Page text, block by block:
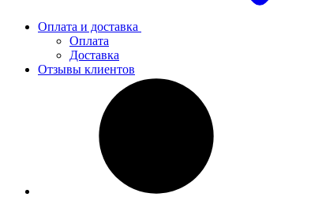
Оплата и доставка
Оплата
Доставка
Отзывы клиентов